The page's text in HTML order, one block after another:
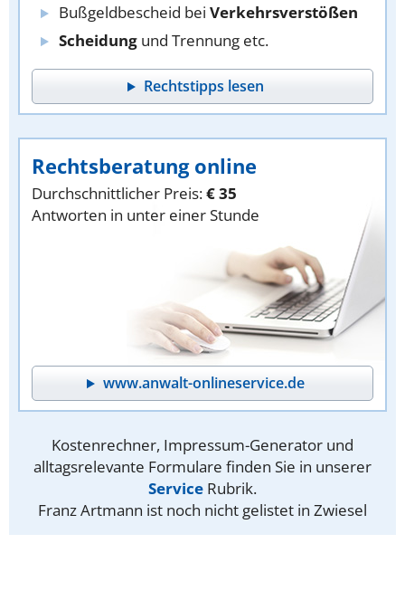
Bußgeldbescheid bei Verkehrsverstößen
Scheidung und Trennung etc.
Rechtstipps lesen
Rechtsberatung online
Durchschnittlicher Preis:€ 35
Antworten in unter einer Stunde
www.anwalt-onlineservice.de
Kostenrechner, Impressum-Generator und
alltagsrelevante Formulare finden Sie in unserer
Service Rubrik.
Franz Artmann ist noch nicht gelistet in Zwiesel